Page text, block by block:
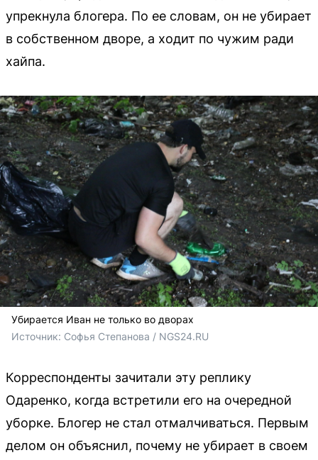
упрекнула блогера. По ее словам, он не убирает
в собственном дворе, а ходит по чужим ради
хайпа.
Убирается Иван не только во дворах
Источник: Софья Степанова / NGS24.RU
Корреспонденты зачитали эту реплику
Одаренко, когда встретили его на очередной
уборке. Блогер не стал отмалчиваться. Первым
делом он объяснил, почему не убирает в своем